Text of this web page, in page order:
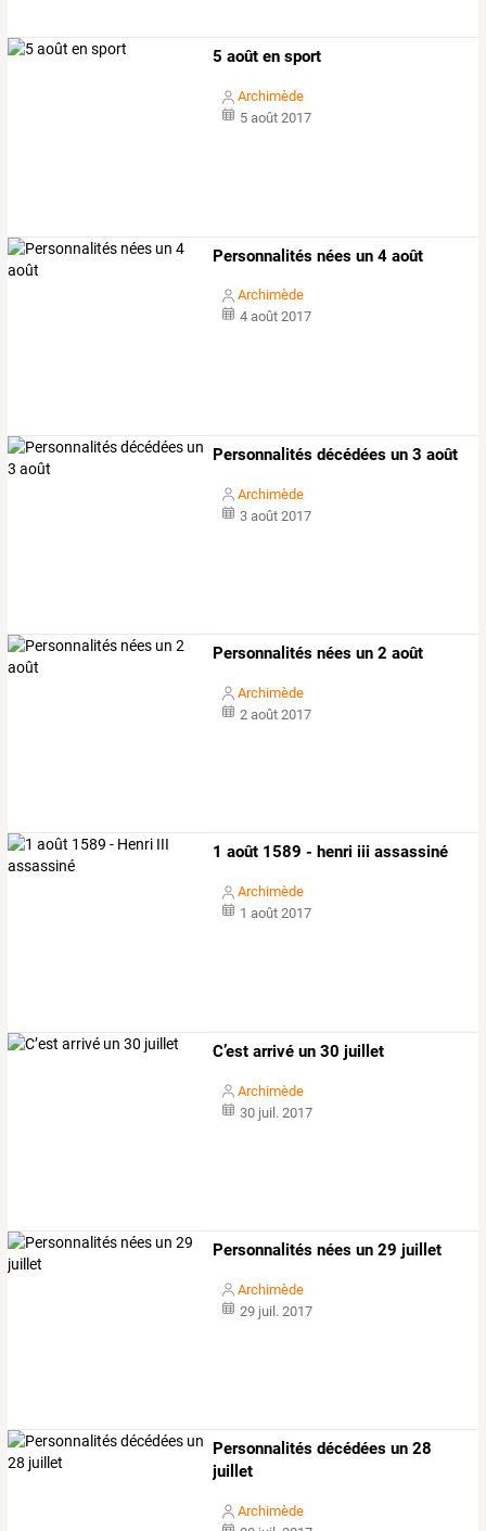
5 août en sport
Archimède
5 août 2017
Personnalités nées un 4 août
Archimède
4 août 2017
Personnalités décédées un 3 août
Archimède
3 août 2017
Personnalités nées un 2 août
Archimède
2 août 2017
1 août 1589 - henri iii assassiné
Archimède
1 août 2017
C’est arrivé un 30 juillet
Archimède
30 juil. 2017
Personnalités nées un 29 juillet
Archimède
29 juil. 2017
Personnalités décédées un 28
juillet
Archimède